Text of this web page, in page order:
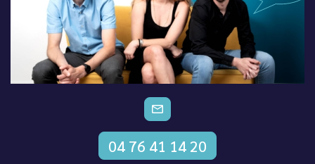
CONTACTEZ-NOUS
04 76 41 14 20